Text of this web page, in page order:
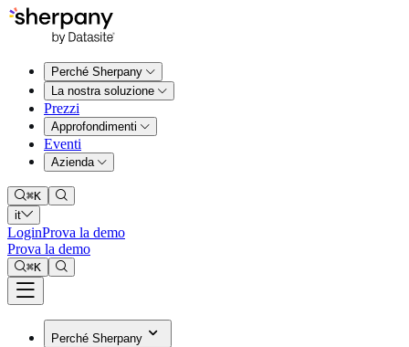
Perché Sherpany
La nostra soluzione
Prezzi
Approfondimenti
Eventi
Azienda
⌘K
it
LoginProva la demo
Prova la demo
⌘K
Perché Sherpany